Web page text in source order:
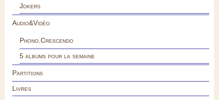
Jokers
Audio&Vidéo
Phono.Crescendo
5 albums pour la semaine
Partitions
Livres